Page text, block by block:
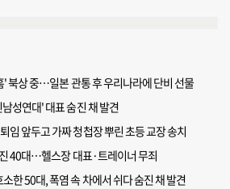
북상 중…일본 관통 후 우리나라에 단비 선물
성연대' 대표 숨진 채 발견
임 앞두고 가짜 청첩장 뿌린 초등 교장 송치
40대…헬스장 대표·트레이너 무죄
한 50대, 폭염 속 차에서 쉬다 숨진 채 발견